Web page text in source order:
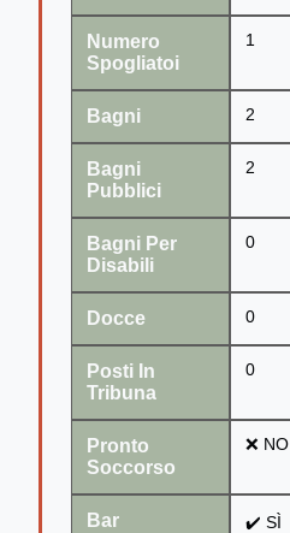
Numero
Spogliatoi
1
Bagni 2
Bagni
Pubblici
2
Bagni Per
Disabili
0
Docce 0
Posti In
Tribuna
0
Pronto
Soccorso
❌ NO
Bar ✔️ SÌ